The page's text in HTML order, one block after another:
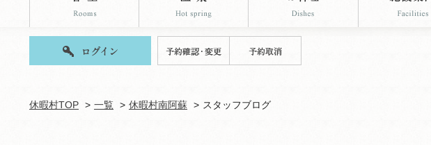
休暇村TOP 一覧 休暇村南阿蘇 スタッフブログ